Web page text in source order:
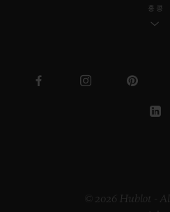
홍콩
© 2026 Hublot -